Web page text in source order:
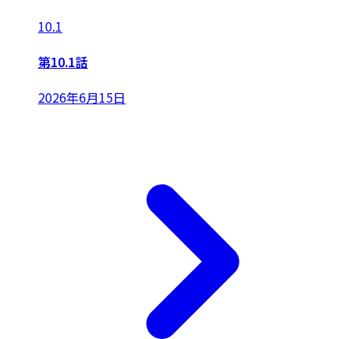
10.1
第10.1話
2026年6月15日